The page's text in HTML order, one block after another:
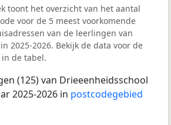
toont het overzicht van het aantal
voor de 5 meest voorkomende
van de leerlingen van
2025-2026. Bekijk de data voor de
de tabel.
(125) van Drieeenheidsschool
2025-2026 in postcodegebied